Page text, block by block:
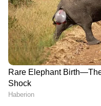
9 At Nine
വാർത്തകൾ
2026
'ഏരിയ കമ്മിറ്റി
നിർമ്മാണത്തിൽ
കണക്കിൽ